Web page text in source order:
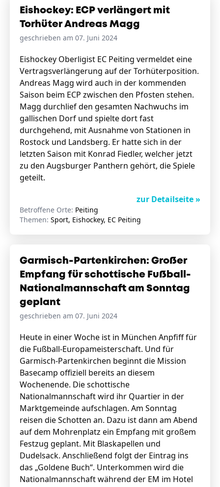
Eishockey: ECP verlängert mit
Torhüter Andreas Magg
geschrieben am 07. Juni 2024
Eishockey Oberligist EC Peiting vermeldet eine
Vertragsverlängerung auf der Torhüterposition.
Andreas Magg wird auch in der kommenden
Saison beim ECP zwischen den Pfosten stehen.
Magg durchlief den gesamten Nachwuchs im
gallischen Dorf und spielte dort fast
durchgehend, mit Ausnahme von Stationen in
Rostock und Landsberg. Er hatte sich in der
letzten Saison mit Konrad Fiedler, welcher jetzt
zu den Augsburger Panthern gehört, die Spiele
geteilt.
zur Detailseite »
Betroffene Orte: Peiting
Themen: Sport, Eishockey, EC Peiting
Garmisch-Partenkirchen: Großer
Empfang für schottische Fußball-
Nationalmannschaft am Sonntag
geplant
geschrieben am 07. Juni 2024
Heute in einer Woche ist in München Anpfiff für
die Fußball-Europameisterschaft. Und für
Garmisch-Partenkirchen beginnt die Mission
Basecamp offiziell bereits an diesem
Wochenende. Die schottische
Nationalmannschaft wird ihr Quartier in der
Marktgemeinde aufschlagen. Am Sonntag
reisen die Schotten an. Dazu ist dann am Abend
auf dem Mohrenplatz ein Empfang mit großem
Festzug geplant. Mit Blaskapellen und
Dudelsack. Anschließend folgt der Eintrag ins
das „Goldene Buch“. Unterkommen wird die
Nationalmannschaft während der EM im Hotel